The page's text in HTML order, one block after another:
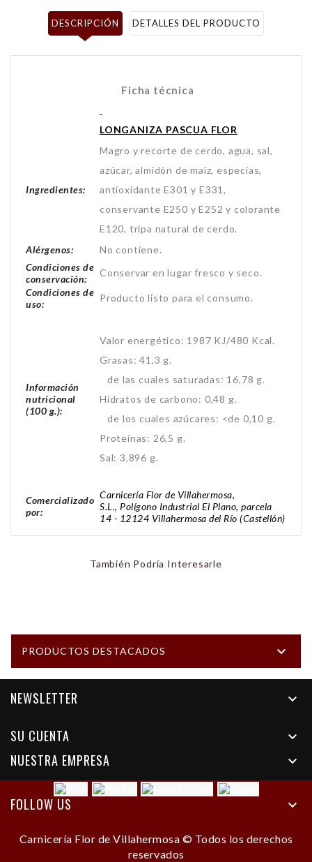
DESCRIPCIÓN DETALLES DEL PRODUCTO
Ficha técnica
LONGANIZA PASCUA FLOR
Ingredientes:
Magro y recorte de cerdo, agua, sal,
azúcar, almidón de maíz, especias,
antioxidante E301 y E331,
conservante E250 y E252 y colorante
E120, tripa natural de cerdo.
Alérgenos:
No contiene.
Condiciones de
conservación:
Conservar en lugar fresco y seco.
Condiciones de
uso:
Producto listo para el consumo.
Información
nutricional
(100 g.):
Valor energético: 1987 KJ/480 Kcal.
Grasas: 41,3 g.
de las cuales saturadas: 16,78 g.
Hidratos de carbono: 0,48 g.
de los cuales azúcares: <de 0,10 g.
Proteínas: 26,5 g.
Sal: 3,896 g.
Comercializado
por:
Carnicería Flor de Villahermosa,
S.L., Polígono Industrial El Plano, parcela
14 - 12124 Villahermosa del Río (Castellón)
También Podría Interesarle
PRODUCTOS DESTACADOS 
NEWSLETTER 
SU CUENTA 
NUESTRA EMPRESA 
FOLLOW US 
Carnicería Flor de Villahermosa © Todos los derechos
reservados